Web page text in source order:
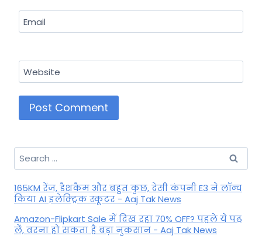
Email
Website
Search
for:
165KM रेंज, डैशकैम और बहुत कुछ, देसी कंपनी E3 ने लॉन्च
किया AI इलेक्ट्रिक स्कूटर - Aaj Tak News
Amazon-Flipkart Sale में दिख रहा 70% OFF? पहले ये पढ़
लें, वरना हो सकता है बड़ा नुकसान - Aaj Tak News